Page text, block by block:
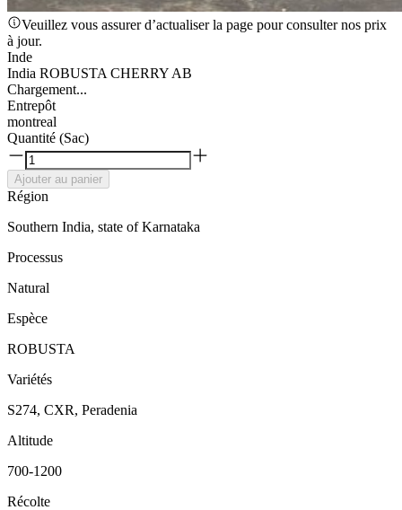
Veuillez vous assurer d’actualiser la page pour consulter nos prix
à jour.
Inde
India ROBUSTA CHERRY AB
Chargement...
Entrepôt
montreal
Quantité (Sac)
Ajouter au panier
Région
Southern India, state of Karnataka
Processus
Natural
Espèce
ROBUSTA
Variétés
S274, CXR, Peradenia
Altitude
700-1200
Récolte